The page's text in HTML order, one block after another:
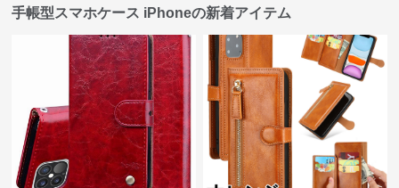
手帳型スマホケース iPhoneの新着アイテム